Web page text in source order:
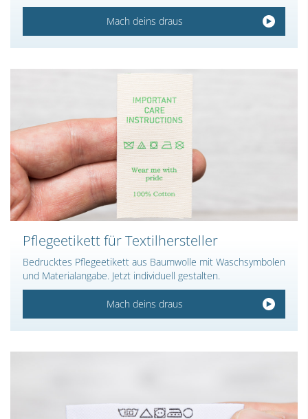
Mach deins draus
Pflegeetikett für Textilhersteller
Bedrucktes Pflegeetikett aus Baumwolle mit Waschsymbolen
und Materialangabe. Jetzt individuell gestalten.
Mach deins draus